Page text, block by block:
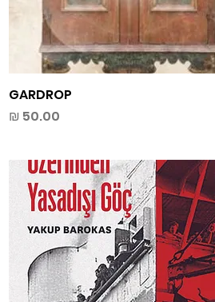
GARDROP
מחיר